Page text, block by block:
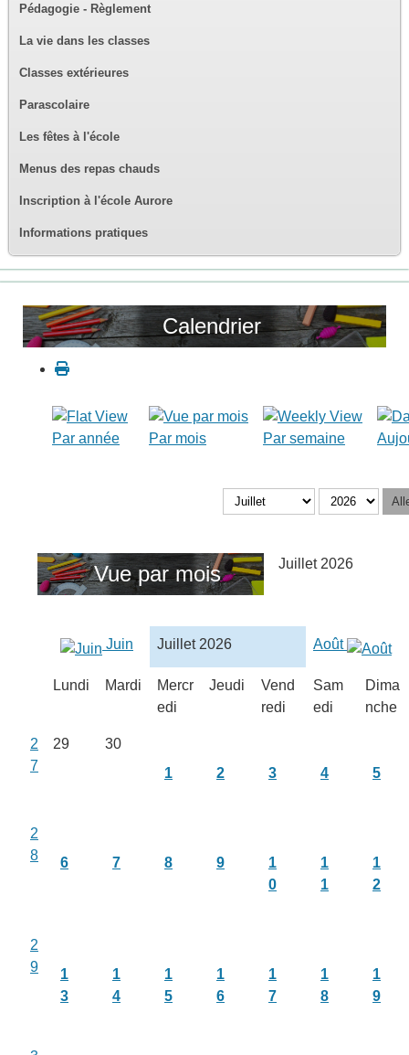
Pédagogie - Règlement
La vie dans les classes
Classes extérieures
Parascolaire
Les fêtes à l'école
Menus des repas chauds
Inscription à l'école Aurore
Informations pratiques
Calendrier
Par année Par mois Par semaine
Vue par mois Juillet 2026
Juin Juillet 2026 Août
Lundi Mardi
Mercr
edi
Jeudi
Vend
redi
Sam
edi
Dima
nche
2
7
29
30
1
2 3 4 5
2
8
6 7 8 9
1
0
1
1
1
2
2
9
1
3
1
4
1
5
1
6
1
7
1
8
1
9